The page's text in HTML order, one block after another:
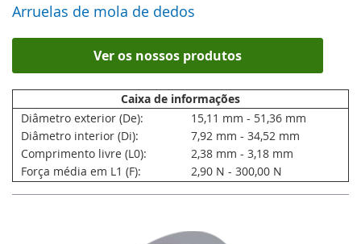
Arruelas de mola de dedos
Ver os nossos produtos
Caixa de informações
Diâmetro exterior (De):
15,11 mm - 51,36 mm
Diâmetro interior (Di):
7,92 mm - 34,52 mm
Comprimento livre (L0):
2,38 mm - 3,18 mm
Força média em L1 (F):
2,90 N - 300,00 N